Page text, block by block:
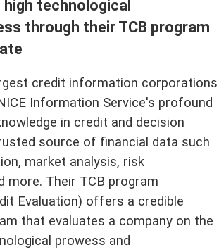
technological
through their TCB program
credit information corporations
Information Service's profound
in credit and decision
source of financial data such
market analysis, risk
more. Their TCB program
Evaluation) offers a credible
that evaluates a company on the
prowess and